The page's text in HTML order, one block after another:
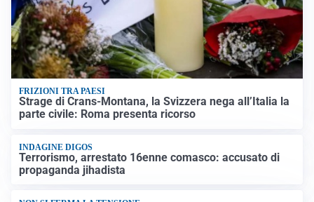
FRIZIONI TRA PAESI
Strage di Crans-Montana, la Svizzera nega all’Italia la
parte civile: Roma presenta ricorso
INDAGINE DIGOS
Terrorismo, arrestato 16enne comasco: accusato di
propaganda jihadista